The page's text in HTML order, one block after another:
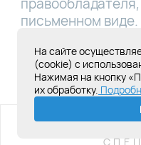
письменном виде.
Лицензия Л041-
28.05.2019
Создание сайта под
ИМЕЮТСЯ
На сайте
(cookie) с
Нажимая на кнопку
их обработку.